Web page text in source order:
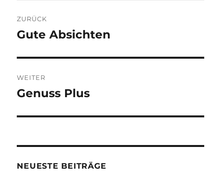
ZURÜCK
Vorheriger
Gute Absichten
WEITER
Nächster
Genuss Plus
NEUESTE BEITRÄGE